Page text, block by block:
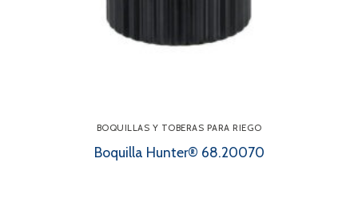
BOQUILLAS Y TOBERAS PARA RIEGO
Boquilla Hunter® 68.20070